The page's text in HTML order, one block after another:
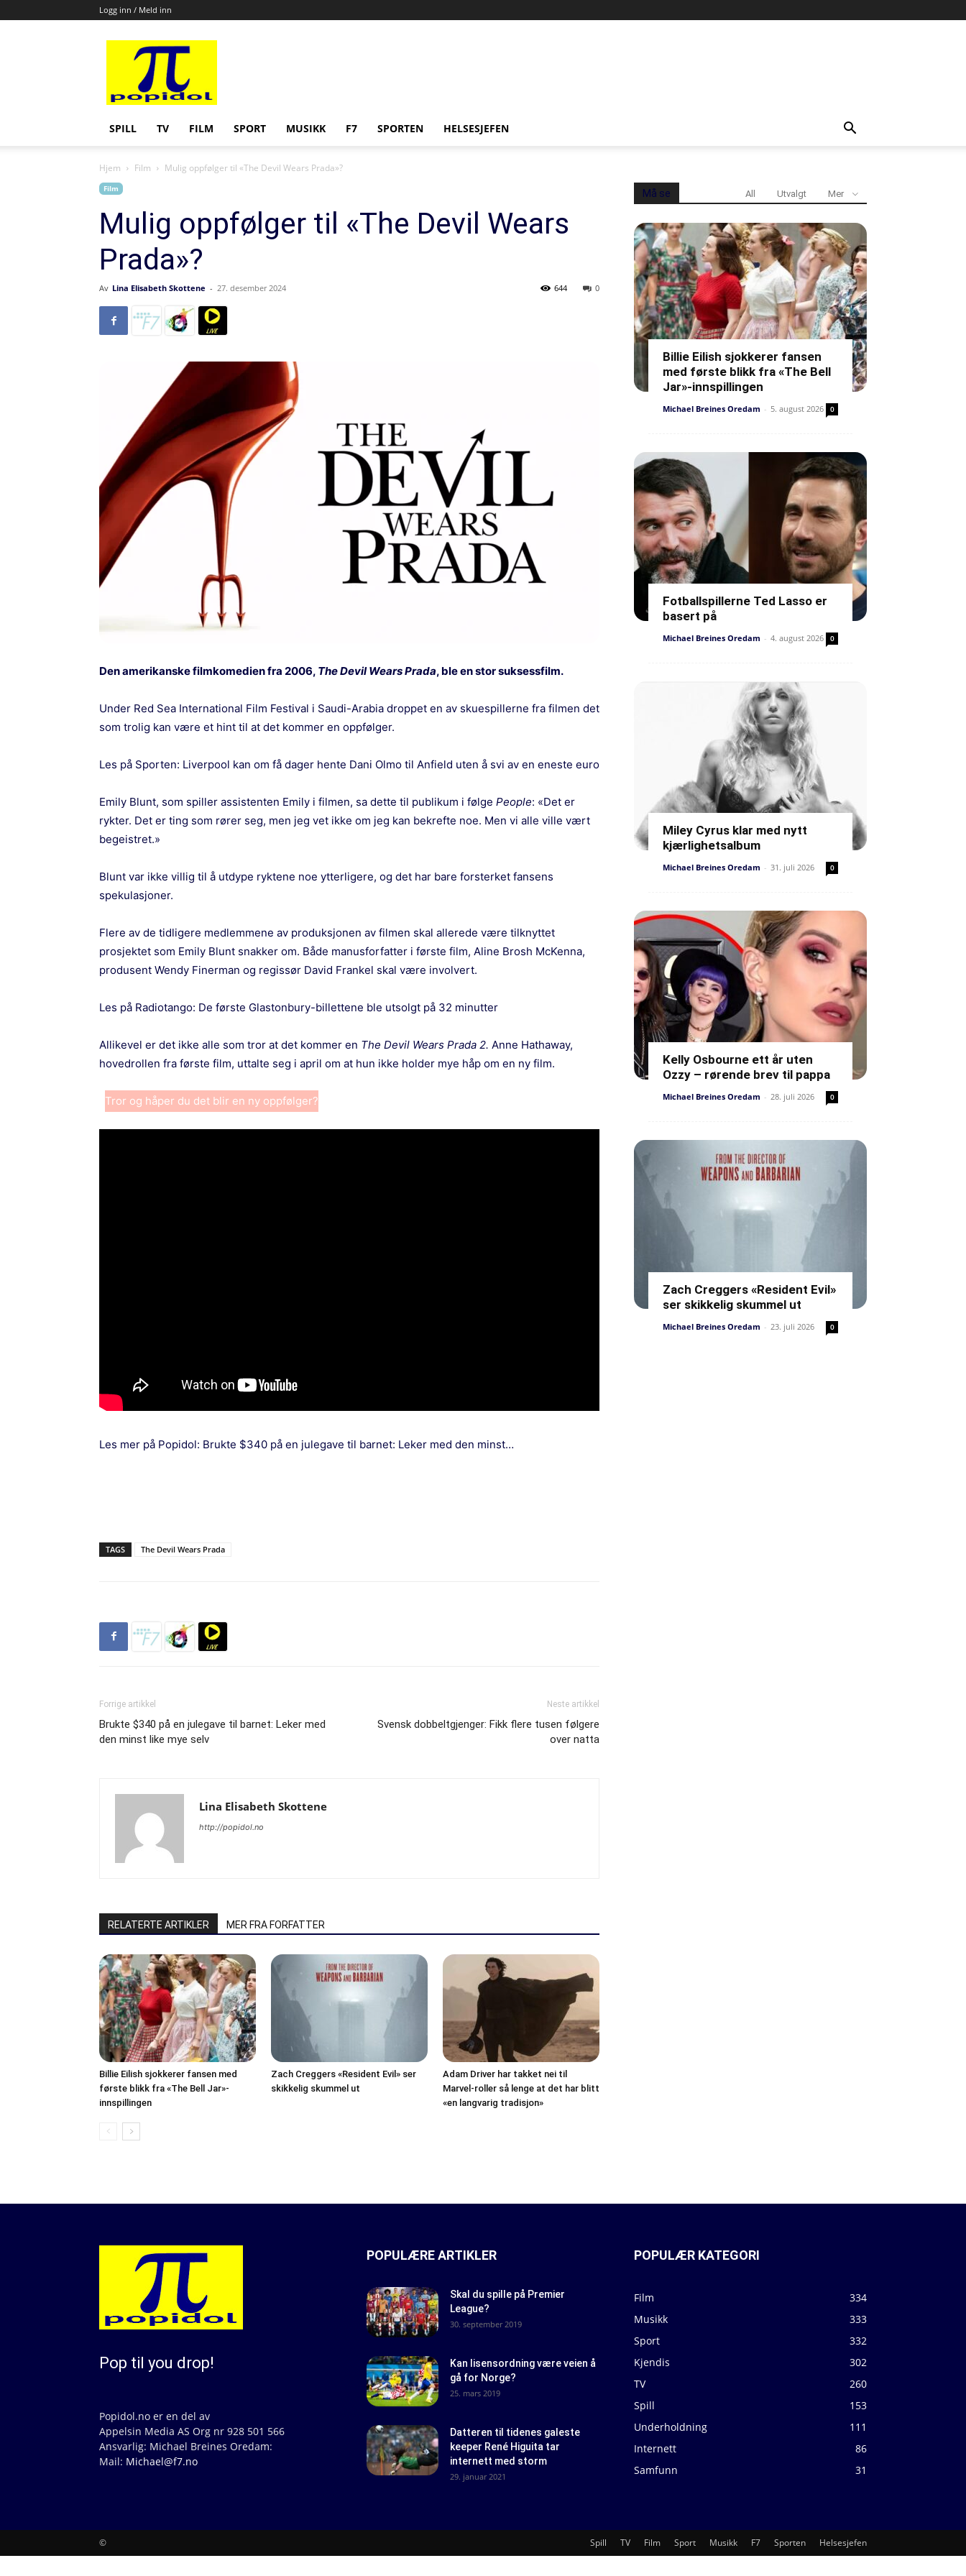
Logg inn / Meld inn
SPILL TV FILM SPORT MUSIKK F7 SPORTEN HELSESJEFEN
Hjem Film Mulig oppfølger til «The Devil Wears Prada»?
Film
Mulig oppfølger til «The Devil Wears
Prada»?
Av Lina Elisabeth Skottene - 27. desember 2024 0
644
Den amerikanske filmkomedien fra 2006, The Devil Wears Prada, ble en stor suksessfilm.
Under Red Sea International Film Festival i Saudi-Arabia droppet en av skuespillerne fra filmen det
som trolig kan være et hint til at det kommer en oppfølger.
Les på Sporten: Liverpool kan om få dager hente Dani Olmo til Anfield uten å svi av en eneste euro
Emily Blunt, som spiller assistenten Emily i filmen, sa dette til publikum i følge People: «Det er
rykter. Det er ting som rører seg, men jeg vet ikke om jeg kan bekrefte noe. Men vi alle ville vært
begeistret.»
Blunt var ikke villig til å utdype ryktene noe ytterligere, og det har bare forsterket fansens
spekulasjoner.
Flere av de tidligere medlemmene av produksjonen av filmen skal allerede være tilknyttet
prosjektet som Emily Blunt snakker om. Både manusforfatter i første film, Aline Brosh McKenna,
produsent Wendy Finerman og regissør David Frankel skal være involvert.
Les på Radiotango: De første Glastonbury-billettene ble utsolgt på 32 minutter
Allikevel er det ikke alle som tror at det kommer en The Devil Wears Prada 2. Anne Hathaway,
hovedrollen fra første film, uttalte seg i april om at hun ikke holder mye håp om en ny film.
Tror og håper du det blir en ny oppfølger?
Les mer på Popidol: Brukte $340 på en julegave til barnet: Leker med den minst…
TAGS The Devil Wears Prada
Forrige artikkel
Brukte $340 på en julegave til barnet: Leker med
den minst like mye selv
Neste artikkel
Svensk dobbeltgjenger: Fikk flere tusen følgere
over natta
Lina Elisabeth Skottene
http://popidol.no
RELATERTE ARTIKLER MER FRA FORFATTER
Billie Eilish sjokkerer fansen med
første blikk fra «The Bell Jar»-
innspillingen
Zach Creggers «Resident Evil» ser
skikkelig skummel ut
Adam Driver har takket nei til
Marvel-roller så lenge at det har blitt
«en langvarig tradisjon»
Må se All Utvalgt Mer
Billie Eilish sjokkerer fansen
med første blikk fra «The Bell
Jar»-innspillingen
Michael Breines Oredam - 5. august 2026 0
Fotballspillerne Ted Lasso er
basert på
Michael Breines Oredam - 4. august 2026 0
Miley Cyrus klar med nytt
kjærlighetsalbum
Michael Breines Oredam - 31. juli 2026 0
Kelly Osbourne ett år uten
Ozzy – rørende brev til pappa
Michael Breines Oredam - 28. juli 2026 0
Zach Creggers «Resident Evil»
ser skikkelig skummel ut
Michael Breines Oredam - 23. juli 2026 0
Pop til you drop!
Popidol.no er en del av
Appelsin Media AS Org nr 928 501 566
Ansvarlig: Michael Breines Oredam:
Mail: Michael@f7.no
POPULÆRE ARTIKLER
Skal du spille på Premier
League?
30. september 2019
Kan lisensordning være veien å
gå for Norge?
25. mars 2019
Datteren til tidenes galeste
keeper René Higuita tar
internett med storm
29. januar 2021
POPULÆR KATEGORI
Film
334
Musikk
333
Sport
332
Kjendis
302
TV
260
Spill
153
Underholdning
111
Internett
86
Samfunn
31
Spill TV Film Sport Musikk F7 Sporten Helsesjefen
©